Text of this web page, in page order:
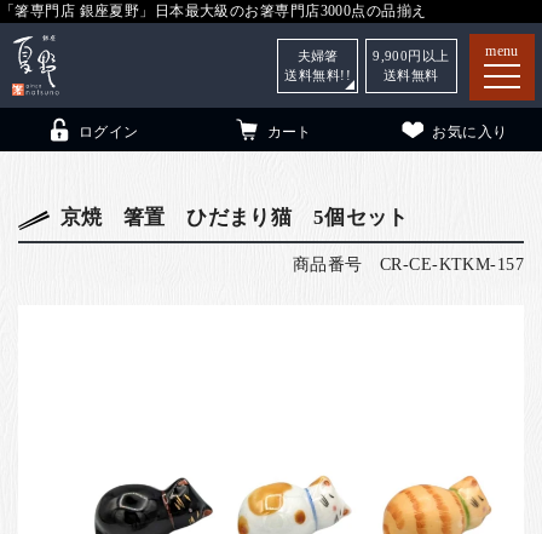
「箸専門店 銀座夏野」日本最大級のお箸専門店3000点の品揃え
menu
法人・飲食店のお客様
ログイン カート お気に入り
夫婦箸
送料無料!!
9,900 円以上
送料無料
京焼 箸置 ひだまり猫 5個セット
商品番号 CR-CE-KTKM-157